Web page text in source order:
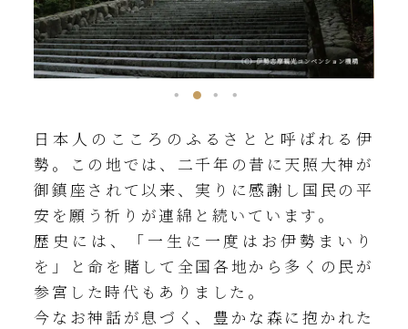
日本人のこころのふるさとと呼ばれる伊
勢。この地では、二千年の昔に天照大神が
御鎮座されて以来、実りに感謝し国民の平
安を願う祈りが連綿と続いています。
歴史には、「一生に一度はお伊勢まいり
を」と命を賭して全国各地から多くの民が
参宮した時代もありました。
今なお神話が息づく、豊かな森に抱かれた